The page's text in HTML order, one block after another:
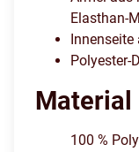
Elasthan-
Polyester-
Material
100 %